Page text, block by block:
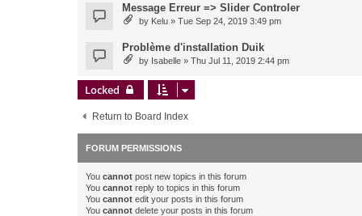
Message Erreur => Slider Controler
by Kelu » Tue Sep 24, 2019 3:49 pm
Problème d'installation Duik
by Isabelle » Thu Jul 11, 2019 2:44 pm
Locked
Return to Board Index
FORUM PERMISSIONS
You cannot post new topics in this forum
You cannot reply to topics in this forum
You cannot edit your posts in this forum
You cannot delete your posts in this forum